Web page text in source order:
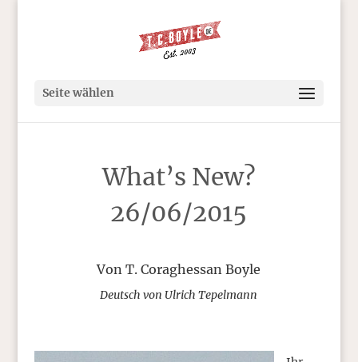
Seite wählen
What’s New?
26/06/2015
Von T. Coraghessan Boyle
Deutsch von Ulrich Tepelmann